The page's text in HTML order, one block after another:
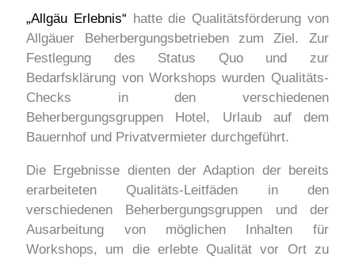
„Allgäu Erlebnis“ hatte die Qualitätsförderung von
Allgäuer Beherbergungsbetrieben zum Ziel. Zur
Festlegung des Status Quo und zur
Bedarfsklärung von Workshops wurden Qualitäts-
Checks in den verschiedenen
Beherbergungsgruppen Hotel, Urlaub auf dem
Bauernhof und Privatvermieter durchgeführt.
Die Ergebnisse dienten der Adaption der bereits
erarbeiteten Qualitäts-Leitfäden in den
verschiedenen Beherbergungsgruppen und der
Ausarbeitung von möglichen Inhalten für
Workshops, um die erlebte Qualität vor Ort zu